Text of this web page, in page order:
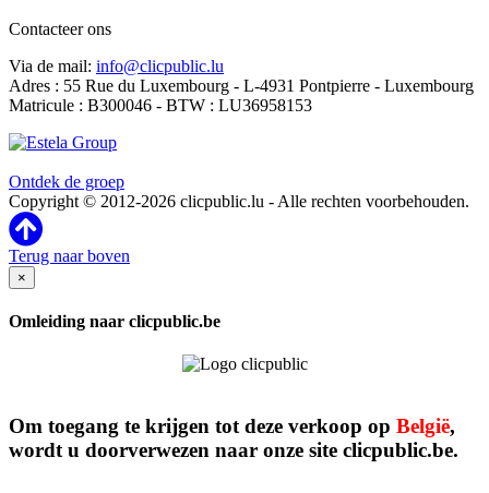
Contacteer ons
Via de mail: info@clicpublic.lu
Adres : 55 Rue du Luxembourg - L-4931 Pontpierre - Luxembourg
Matricule : B300046 - BTW : LU36958153
Ontdek de groep
Copyright © 2012-2026 clicpublic.lu - Alle rechten voorbehouden.
Terug naar boven
×
Omleiding naar clicpublic.be
Om toegang te krijgen tot deze verkoop op België,
wordt u doorverwezen naar onze site clicpublic.be.